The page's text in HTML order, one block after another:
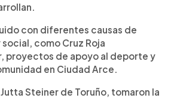
con diferentes causas de
como Cruz Roja
proyectos de apoyo al deporte y
en Ciudad Arce.
Steiner de Toruño, tomaron la